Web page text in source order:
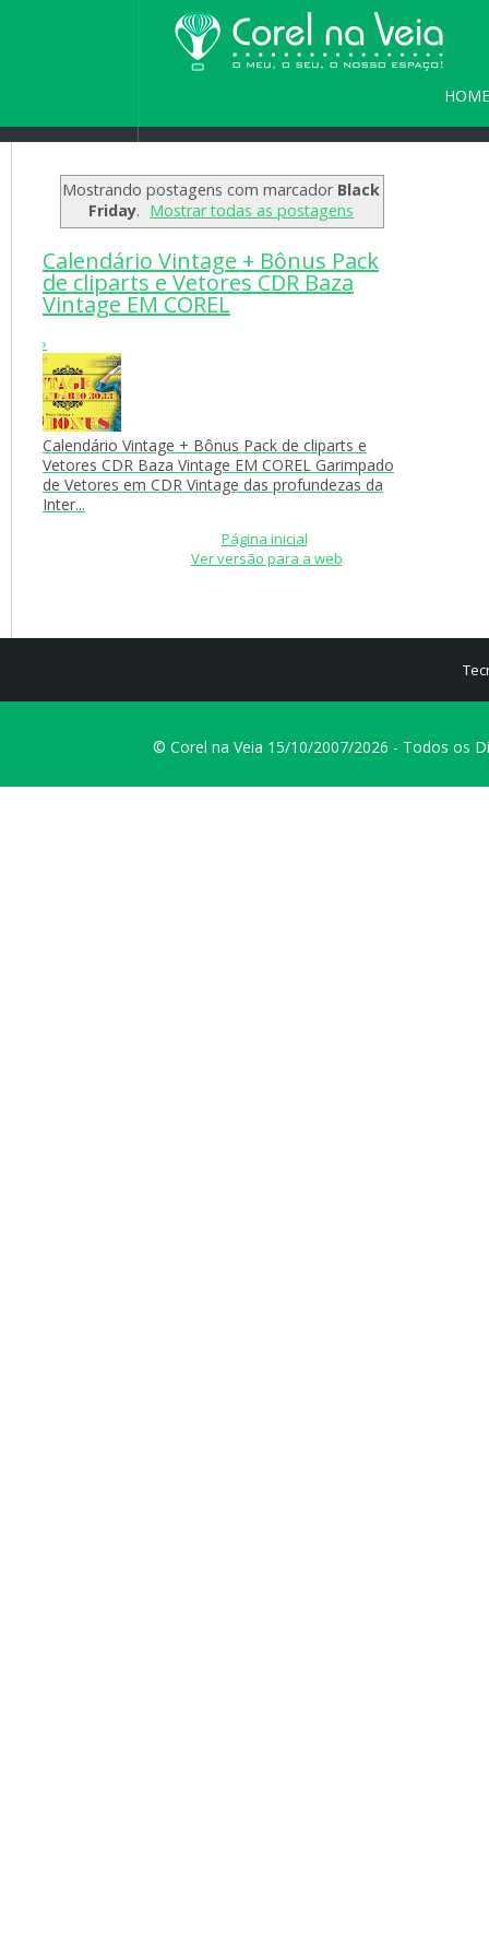
HOME
Seja bem vindo(a)
Mostrando postagens com marcador Black
Friday. Mostrar todas as postagens
Calendário Vintage + Bônus Pack
de cliparts e Vetores CDR Baza
Vintage EM COREL
›
Calendário Vintage + Bônus Pack de cliparts e
Vetores CDR Baza Vintage EM COREL Garimpado
de Vetores em CDR Vintage das profundezas da
Inter...
Página inicial
Ver versão para a web
© Corel na Veia 15/10/2007/2026 - Todos os